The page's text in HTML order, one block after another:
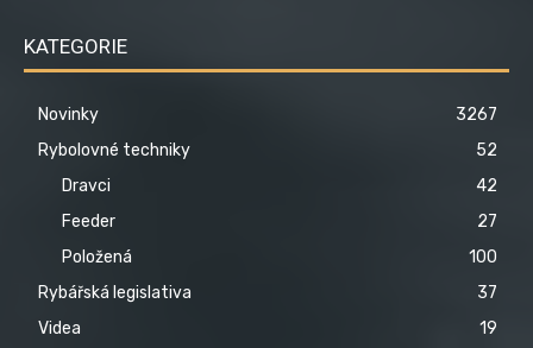
KATEGORIE
Novinky
3267
Rybolovné techniky
52
Dravci
42
Feeder
27
Položená
100
Rybářská legislativa
37
Videa
19